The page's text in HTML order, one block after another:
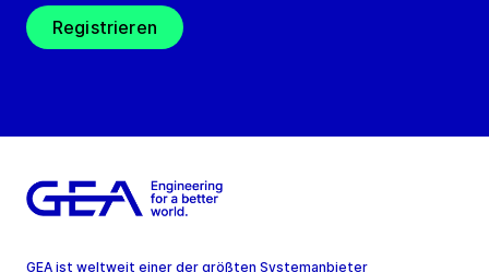
Registrieren
GEA ist weltweit einer der größten Systemanbieter